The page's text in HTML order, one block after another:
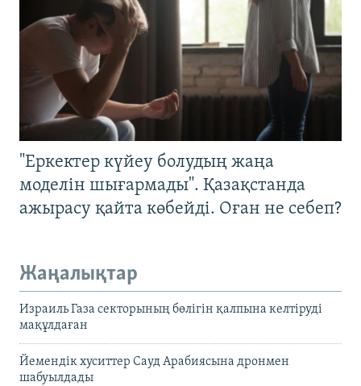
"Еркектер күйеу болудың жаңа
моделін шығармады". Қазақстанда
ажырасу қайта көбейді. Оған не себеп?
Жаңалықтар
Израиль Газа секторының бөлігін қалпына келтіруді
мақұлдаған
Йемендік хуситтер Сауд Арабиясына дронмен
шабуылдады